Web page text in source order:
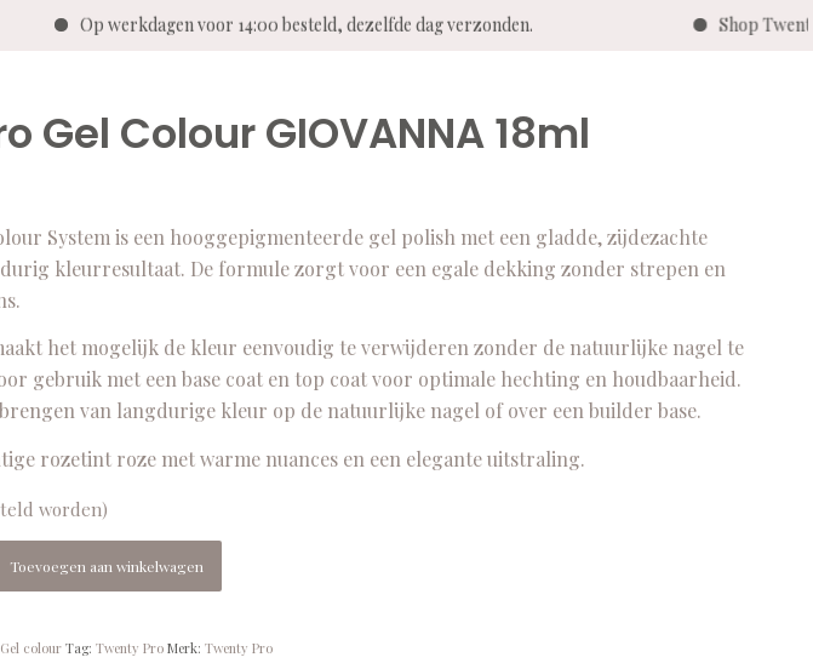
Op werkdagen voor 14:00 besteld, dezelfde dag verzonden. Shop
Gel Colour GIOVANNA 18ml
System is een hooggepigmenteerde gel polish met een gladde, zijdezachte
kleurresultaat. De formule zorgt voor een egale dekking zonder strepen en
het mogelijk de kleur eenvoudig te verwijderen zonder de natuurlijke nagel te
gebruik met een base coat en top coat voor optimale hechting en houdbaarheid.
van langdurige kleur op de natuurlijke nagel of over een builder base.
rozetint roze met warme nuances en een elegante uitstraling.
worden)
Toevoegen aan winkelwagen
Gel colour Tag: Twenty Pro Merk: Twenty Pro